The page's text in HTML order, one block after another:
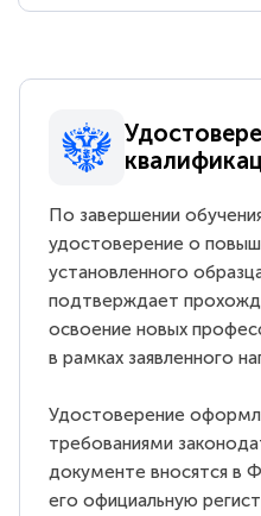
По завершении
удостоверение о
установленного
подтверждает
освоение новых
в рамках заявленного
Удостоверение
требованиями
документе вносятся в
его официальную